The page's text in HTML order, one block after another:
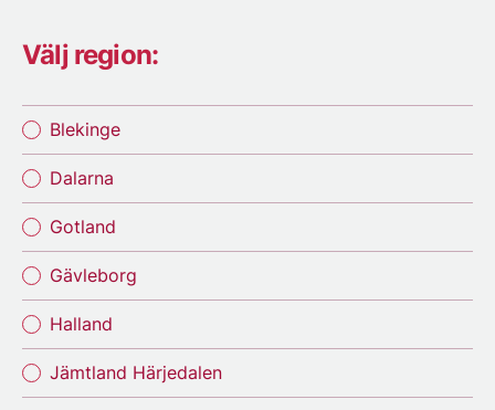
Välj region:
Blekinge
Dalarna
Gotland
Gävleborg
Halland
Jämtland Härjedalen